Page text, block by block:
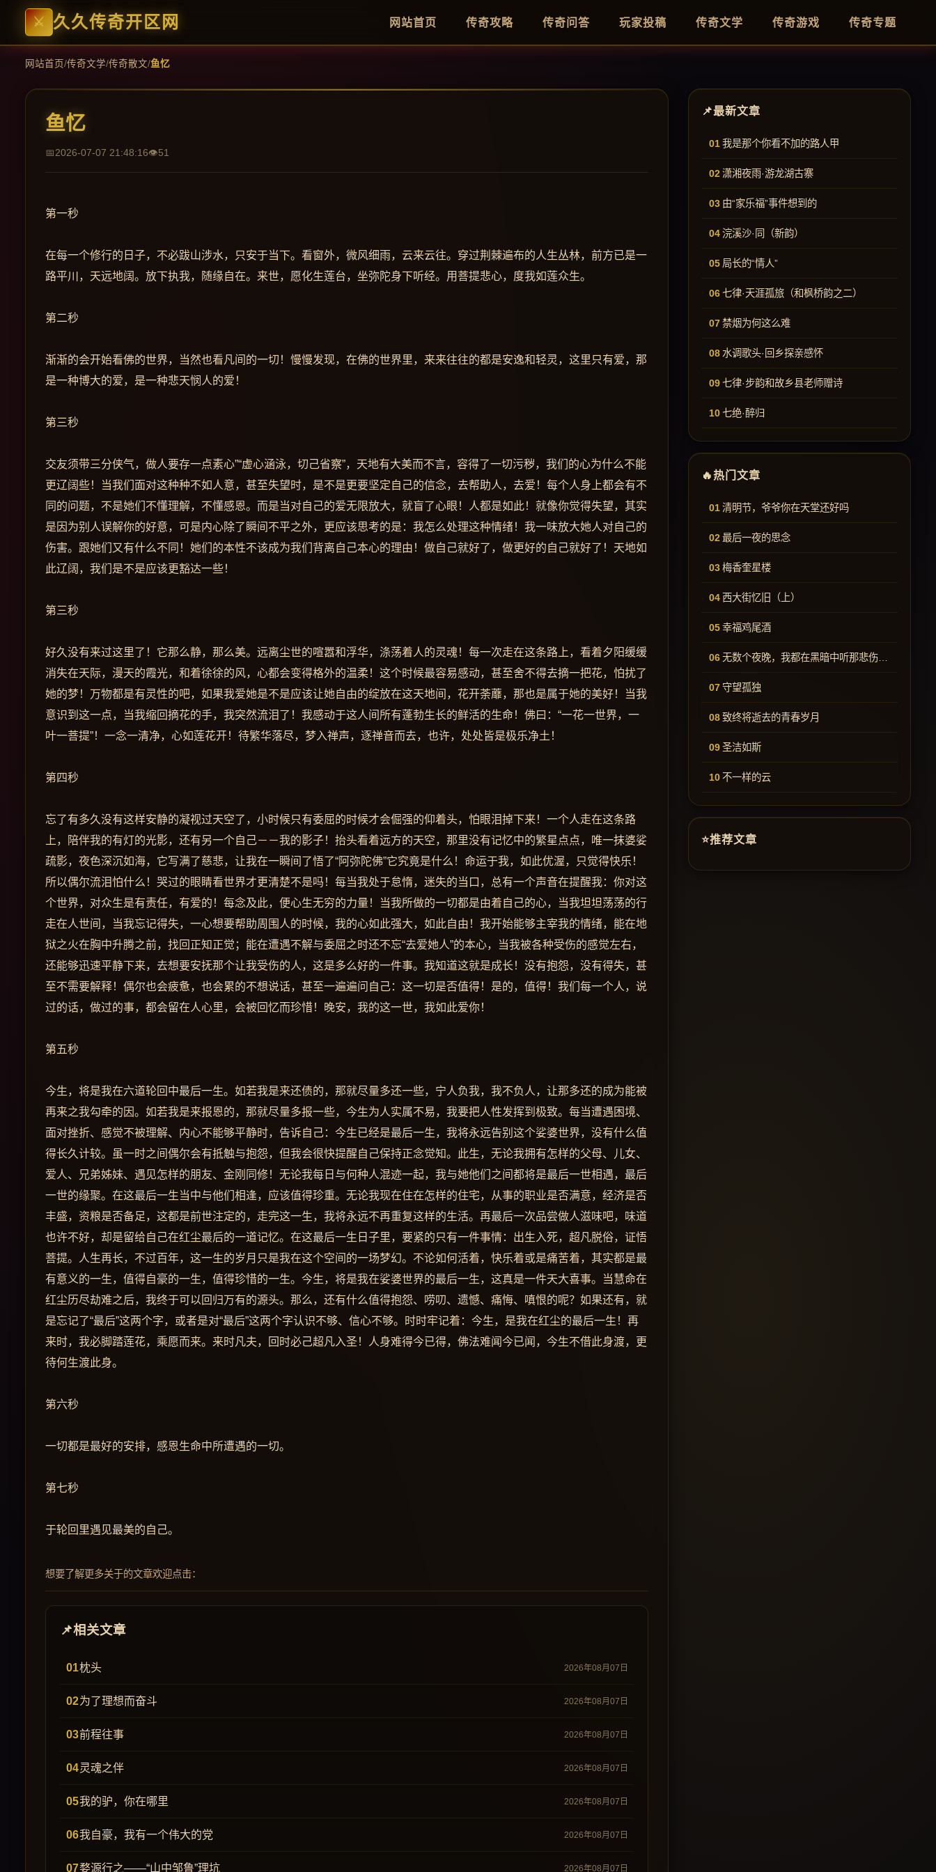
久久传奇开区网 网站首页 传奇攻略 传奇问答 玩家投稿 传奇文学 传奇游戏 传奇专题
网站首页/传奇文学/传奇散文/鱼忆
鱼忆
2026-07-07 21:48:16 51
第一秒
在每一个修行的日子，不必跋山涉水，只安于当下。看窗外，微风细雨，云来云往。穿过荆棘遍布的人生丛林，前方已是一
路平川，天远地阔。放下执我，随缘自在。来世，愿化生莲台，坐弥陀身下听经。用菩提悲心，度我如莲众生。
第二秒
渐渐的会开始看佛的世界，当然也看凡间的一切！慢慢发现，在佛的世界里，来来往往的都是安逸和轻灵，这里只有爱，那
是一种博大的爱，是一种悲天悯人的爱！
第三秒
交友须带三分侠气，做人要存一点素心”“虚心涵泳，切己省察”，天地有大美而不言，容得了一切污秽，我们的心为什么不能
更辽阔些！当我们面对这种种不如人意，甚至失望时，是不是更要坚定自己的信念，去帮助人，去爱！每个人身上都会有不
同的问题，不是她们不懂理解，不懂感恩。而是当对自己的爱无限放大，就盲了心眼！人都是如此！就像你觉得失望，其实
是因为别人误解你的好意，可是内心除了瞬间不平之外，更应该思考的是：我怎么处理这种情绪！我一味放大她人对自己的
伤害。跟她们又有什么不同！她们的本性不该成为我们背离自己本心的理由！做自己就好了，做更好的自己就好了！天地如
此辽阔，我们是不是应该更豁达一些！
第三秒
好久没有来过这里了！它那么静，那么美。远离尘世的喧嚣和浮华，涤荡着人的灵魂！每一次走在这条路上，看着夕阳缓缓
消失在天际，漫天的霞光，和着徐徐的风，心都会变得格外的温柔！这个时候最容易感动，甚至舍不得去摘一把花，怕扰了
她的梦！万物都是有灵性的吧，如果我爱她是不是应该让她自由的绽放在这天地间，花开荼蘼，那也是属于她的美好！当我
意识到这一点，当我缩回摘花的手，我突然流泪了！我感动于这人间所有蓬勃生长的鲜活的生命！佛曰：“一花一世界，一
叶一菩提”！一念一清净，心如莲花开！待繁华落尽，梦入禅声，逐禅音而去，也许，处处皆是极乐净土！
第四秒
忘了有多久没有这样安静的凝视过天空了，小时候只有委屈的时候才会倔强的仰着头，怕眼泪掉下来！一个人走在这条路
上，陪伴我的有灯的光影，还有另一个自己－－我的影子！抬头看着远方的天空，那里没有记忆中的繁星点点，唯一抹婆娑
疏影，夜色深沉如海，它写满了慈悲，让我在一瞬间了悟了“阿弥陀佛”它究竟是什么！命运于我，如此优渥，只觉得快乐！
所以偶尔流泪怕什么！哭过的眼睛看世界才更清楚不是吗！每当我处于怠惰，迷失的当口，总有一个声音在提醒我：你对这
个世界，对众生是有责任，有爱的！每念及此，便心生无穷的力量！当我所做的一切都是由着自己的心，当我坦坦荡荡的行
走在人世间，当我忘记得失，一心想要帮助周围人的时候，我的心如此强大，如此自由！我开始能够主宰我的情绪，能在地
狱之火在胸中升腾之前，找回正知正觉；能在遭遇不解与委屈之时还不忘“去爱她人”的本心，当我被各种受伤的感觉左右，
还能够迅速平静下来，去想要安抚那个让我受伤的人，这是多么好的一件事。我知道这就是成长！没有抱怨，没有得失，甚
至不需要解释！偶尔也会疲惫，也会累的不想说话，甚至一遍遍问自己：这一切是否值得！是的，值得！我们每一个人，说
过的话，做过的事，都会留在人心里，会被回忆而珍惜！晚安，我的这一世，我如此爱你！
第五秒
今生，将是我在六道轮回中最后一生。如若我是来还债的，那就尽量多还一些，宁人负我，我不负人，让那多还的成为能被
再来之我勾牵的因。如若我是来报恩的，那就尽量多报一些，今生为人实属不易，我要把人性发挥到极致。每当遭遇困境、
面对挫折、感觉不被理解、内心不能够平静时，告诉自己：今生已经是最后一生，我将永远告别这个娑婆世界，没有什么值
得长久计较。虽一时之间偶尔会有抵触与抱怨，但我会很快提醒自己保持正念觉知。此生，无论我拥有怎样的父母、儿女、
爱人、兄弟姊妹、遇见怎样的朋友、金刚同修！无论我每日与何种人混迹一起，我与她他们之间都将是最后一世相遇，最后
一世的缘聚。在这最后一生当中与他们相逢，应该值得珍重。无论我现在住在怎样的住宅，从事的职业是否满意，经济是否
丰盛，资粮是否备足，这都是前世注定的，走完这一生，我将永远不再重复这样的生活。再最后一次品尝做人滋味吧，味道
也许不好，却是留给自己在红尘最后的一道记忆。在这最后一生日子里，要紧的只有一件事情：出生入死，超凡脱俗，证悟
菩提。人生再长，不过百年，这一生的岁月只是我在这个空间的一场梦幻。不论如何活着，快乐着或是痛苦着，其实都是最
有意义的一生，值得自豪的一生，值得珍惜的一生。今生，将是我在娑婆世界的最后一生，这真是一件天大喜事。当慧命在
红尘历尽劫难之后，我终于可以回归万有的源头。那么，还有什么值得抱怨、唠叨、遗憾、痛悔、嗔恨的呢？如果还有，就
是忘记了“最后”这两个字，或者是对“最后”这两个字认识不够、信心不够。时时牢记着：今生，是我在红尘的最后一生！再
来时，我必脚踏莲花，乘愿而来。来时凡夫，回时必己超凡入圣！人身难得今已得，佛法难闻今已闻，今生不借此身渡，更
待何生渡此身。
第六秒
一切都是最好的安排，感恩生命中所遭遇的一切。
第七秒
于轮回里遇见最美的自己。
想要了解更多关于的文章欢迎点击：
相关文章
枕头 2026年08月07日
为了理想而奋斗 2026年08月07日
前程往事 2026年08月07日
灵魂之伴 2026年08月07日
我的驴，你在哪里 2026年08月07日
我自豪，我有一个伟大的党 2026年08月07日
婺源行之——“山中邹鲁”理坑 2026年08月07日
最新文章
我是那个你看不加的路人甲
潇湘夜雨·游龙湖古寨
由“家乐福”事件想到的
浣溪沙·同（新韵）
局长的“情人”
七律·天涯孤旅（和枫桥韵之二）
禁烟为何这么难
水调歌头·回乡探亲感怀
七律·步韵和故乡县老师赠诗
七绝·醉归
热门文章
清明节，爷爷你在天堂还好吗
最后一夜的思念
梅香奎星楼
西大街忆旧（上）
幸福鸡尾酒
守望孤独
致终将逝去的青春岁月
圣洁如斯
不一样的云
推荐文章